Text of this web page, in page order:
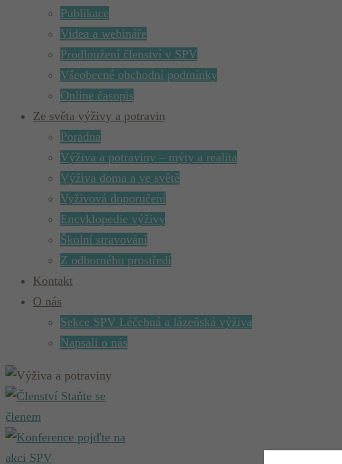
Publikace
Videa a webináře
Prodloužení členství v SPV
Všeobecné obchodní podmínky
Online časopis
Ze světa výživy a potravin
Poradna
Výživa a potraviny – mýty a realita
Výživa doma a ve světě
Vyživová doporučení
Encyklopedie výživy
Školní stravování
Z odborného prostředí
Kontakt
O nás
Sekce SPV Léčebná a lázeňská výživa
Napsali o nás
Staňte se
členem
pojďte na
akci SPV